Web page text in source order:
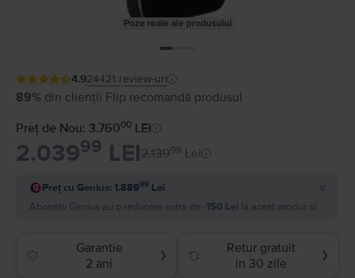
Poze reale ale produsului
4.924421 review-uri
89% din clienții Flip recomandă produsul
Preț de Nou: 3.76000 LEI
2.03999 LEI2.13999 Lei
Preț cu Genius: 1.88999 Lei
Abonații Genius au o reducere extra de
-150 Lei la acest produs si plătesc
Garantie
2 ani
❯
Retur gratuit
in 30 zile
❯